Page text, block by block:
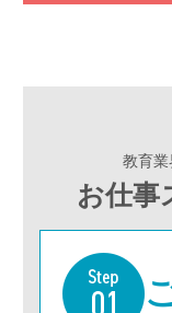
教育業
お仕事